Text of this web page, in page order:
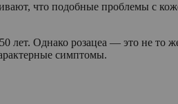
что подобные проблемы с
лет. Однако розацеа — это не то
симптомы.